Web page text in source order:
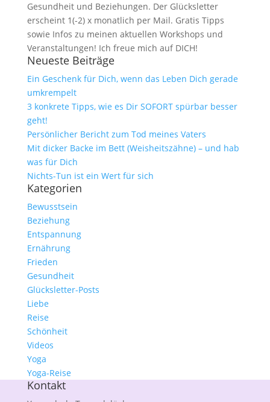
Gesundheit und Beziehungen. Der Glücksletter
erscheint 1(-2) x monatlich per Mail. Gratis Tipps
sowie Infos zu meinen aktuellen Workshops und
Veranstaltungen! Ich freue mich auf DICH!
Neueste Beiträge
Ein Geschenk für Dich, wenn das Leben Dich gerade
umkrempelt
3 konkrete Tipps, wie es Dir SOFORT spürbar besser
geht!
Persönlicher Bericht zum Tod meines Vaters
Mit dicker Backe im Bett (Weisheitszähne) – und hab
was für Dich
Nichts-Tun ist ein Wert für sich
Kategorien
Bewusstsein
Beziehung
Entspannung
Ernährung
Frieden
Gesundheit
Glücksletter-Posts
Liebe
Reise
Schönheit
Videos
Yoga
Yoga-Reise
Kontakt